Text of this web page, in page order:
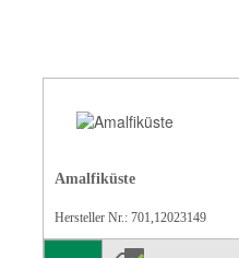
Amalfiküste
Hersteller Nr.: 701,12023149